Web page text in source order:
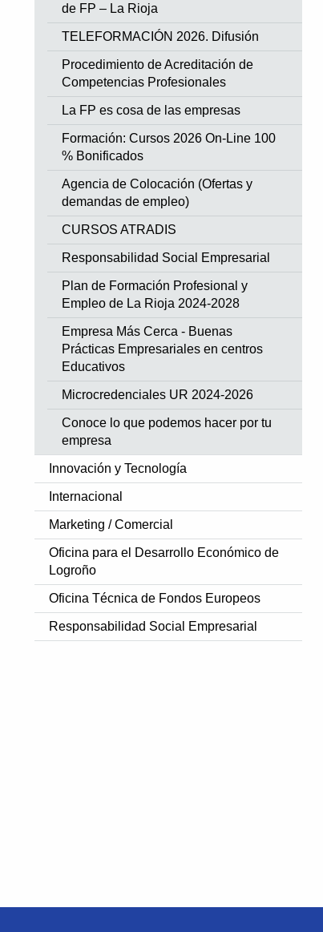
de FP – La Rioja
TELEFORMACIÓN 2026. Difusión
Procedimiento de Acreditación de
Competencias Profesionales
La FP es cosa de las empresas
Formación: Cursos 2026 On-Line 100
% Bonificados
Agencia de Colocación (Ofertas y
demandas de empleo)
CURSOS ATRADIS
Responsabilidad Social Empresarial
Plan de Formación Profesional y
Empleo de La Rioja 2024-2028
Empresa Más Cerca - Buenas
Prácticas Empresariales en centros
Educativos
Microcredenciales UR 2024-2026
Conoce lo que podemos hacer por tu
empresa
Innovación y Tecnología
Internacional
Marketing / Comercial
Oficina para el Desarrollo Económico de
Logroño
Oficina Técnica de Fondos Europeos
Responsabilidad Social Empresarial